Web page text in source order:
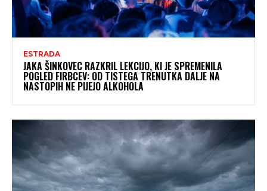
ESTRADA
JAKA ŠINKOVEC RAZKRIL LEKCIJO, KI JE SPREMENILA
POGLED FIRBCEV: OD TISTEGA TRENUTKA DALJE NA
NASTOPIH NE PIJEJO ALKOHOLA